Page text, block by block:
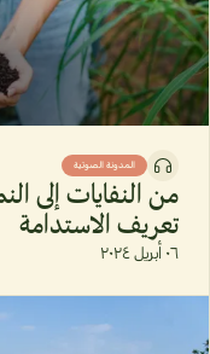
المدونة الصوتية
من النفايات إلى
تعريف الاستدامة
٠٦ أبريل ٢٠٢٤